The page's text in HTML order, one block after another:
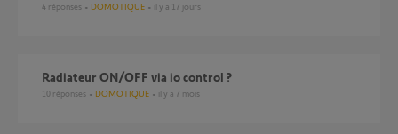
4 réponses DOMOTIQUE il y a 17 jours
Radiateur ON/OFF via io control ?
10 réponses DOMOTIQUE il y a 7 mois